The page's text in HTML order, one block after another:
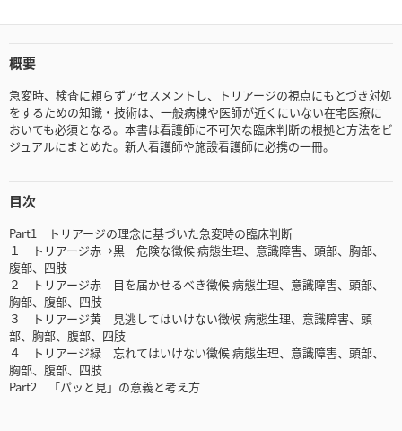
概要
急変時、検査に頼らずアセスメントし、トリアージの視点にもとづき対処
をするための知識・技術は、一般病棟や医師が近くにいない在宅医療に
おいても必須となる。本書は看護師に不可欠な臨床判断の根拠と方法をビ
ジュアルにまとめた。新人看護師や施設看護師に必携の一冊。
目次
Part1 トリアージの理念に基づいた急変時の臨床判断
１ トリアージ赤→黒 危険な徴候 病態生理、意識障害、頭部、胸部、
腹部、四肢
２ トリアージ赤 目を届かせるべき徴候 病態生理、意識障害、頭部、
胸部、腹部、四肢
３ トリアージ黄 見逃してはいけない徴候 病態生理、意識障害、頭
部、胸部、腹部、四肢
４ トリアージ緑 忘れてはいけない徴候 病態生理、意識障害、頭部、
胸部、腹部、四肢
Part2 「パッと見」の意義と考え方